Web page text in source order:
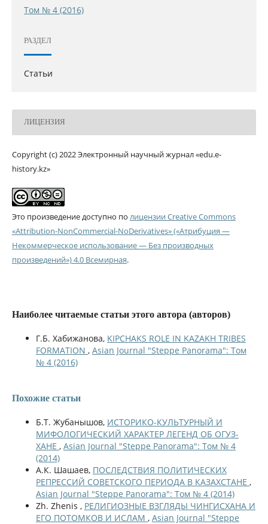
Том № 4 (2016)
РАЗДЕЛ
Статьи
ЛИЦЕНЗИЯ
Copyright (c) 2022 Электронный научный журнал «edu.e-
history.kz»
Это произведение доступно по лицензии Creative Commons
«Attribution-NonCommercial-NoDerivatives» («Атрибуция —
Некоммерческое использование — Без производных
произведений») 4.0 Всемирная.
Наиболее читаемые статьи этого автора (авторов)
Г.Б. Хабижанова, KIPCHAKS ROLE IN KAZAKH TRIBES
FORMATION , Asian Journal "Steppe Panorama": Том
№ 4 (2016)
Похожие статьи
Б.Т. Жубанышов, ИСТОРИКО-КУЛЬТУРНЫЙ И
МИФОЛОГИЧЕСКИЙ ХАРАКТЕР ЛЕГЕНД ОБ ОГУЗ-
ХАНЕ , Asian Journal "Steppe Panorama": Том № 4
(2014)
А.К. Шашаев, ПОСЛЕДСТВИЯ ПОЛИТИЧЕСКИХ
РЕПРЕССИЙ СОВЕТСКОГО ПЕРИОДА В КАЗАХСТАНЕ ,
Asian Journal "Steppe Panorama": Том № 4 (2014)
Zh. Zhenis , РЕЛИГИОЗНЫЕ ВЗГЛЯДЫ ЧИНГИСХАНА И
ЕГО ПОТОМКОВ И ИСЛАМ , Asian Journal "Steppe